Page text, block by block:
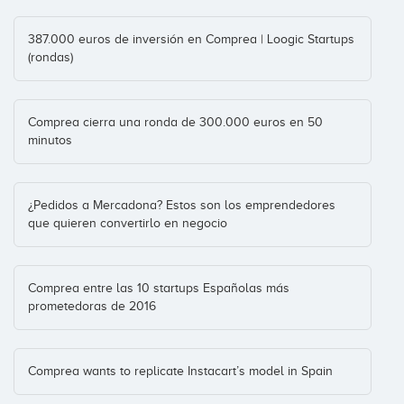
387.000 euros de inversión en Comprea | Loogic Startups
(rondas)
Comprea cierra una ronda de 300.000 euros en 50
minutos
¿Pedidos a Mercadona? Estos son los emprendedores
que quieren convertirlo en negocio
Comprea entre las 10 startups Españolas más
prometedoras de 2016
Comprea wants to replicate Instacart’s model in Spain